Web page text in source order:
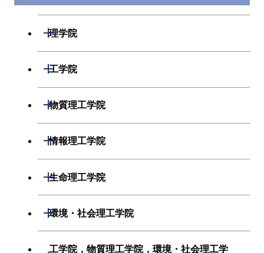
理学院
開閉
化学系
初年次専門科目
創造プロセス科目
共通専門科目
工学院
開閉
機械系
電気電子系
経営工学系
初年次専門科目
物質理工学院
開閉
材料系
初年次専門科目
情報理工学院
開閉
数理・計算科学系
初年次専門科目
生命理工学院
開閉
生命理工学系
環境・社会理工学院
開閉
建築学系
工学院，物質理工学院，環境・社会理工学